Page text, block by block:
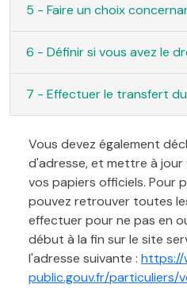
5 - Faire un choix
6 - Définir si vous avez le
7 - Effectuer le transfert
Vous devez également
d'adresse, et mettre à
vos papiers officiels. Pour
pouvez retrouver toutes
effectuer pour ne pas en
début à la fin sur le site
l'adresse suivante : https://
public.gouv.fr/particuliers/